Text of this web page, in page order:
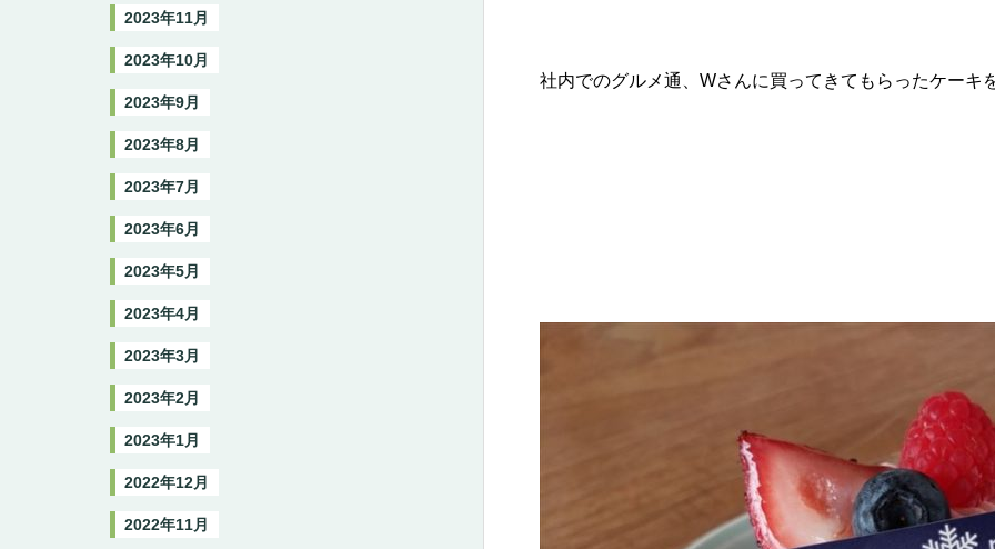
社内でのグルメ通、Wさんに買ってきてもらったケーキ
2023年11月
2023年10月
2023年9月
2023年8月
2023年7月
2023年6月
2023年5月
2023年4月
2023年3月
2023年2月
2023年1月
2022年12月
2022年11月